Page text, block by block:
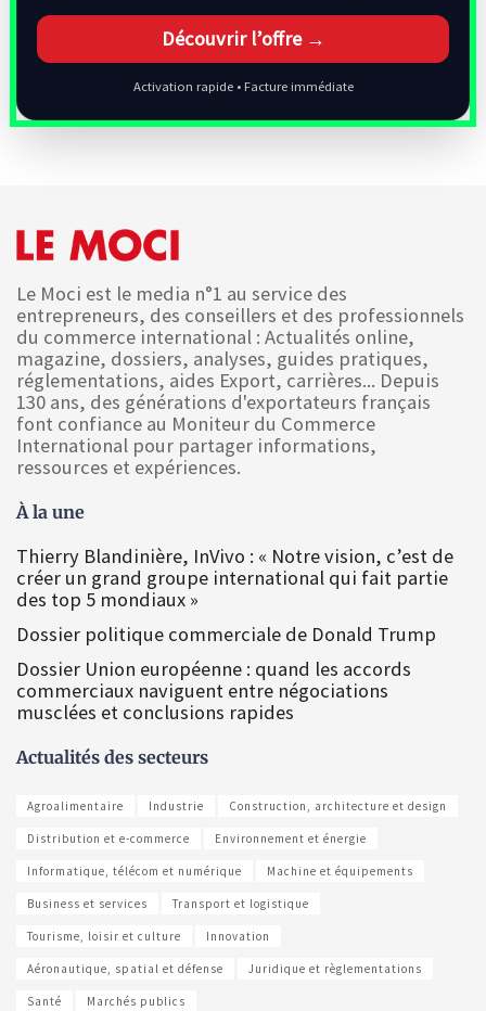
Découvrir l’offre →
Activation rapide • Facture immédiate
Le Moci est le media n°1 au service des
entrepreneurs, des conseillers et des professionnels
du commerce international : Actualités online,
magazine, dossiers, analyses, guides pratiques,
réglementations, aides Export, carrières... Depuis
130 ans, des générations d'exportateurs français
font confiance au Moniteur du Commerce
International pour partager informations,
ressources et expériences.
À la une
Thierry Blandinière, InVivo : « Notre vision, c’est de
créer un grand groupe international qui fait partie
des top 5 mondiaux »
Dossier politique commerciale de Donald Trump
Dossier Union européenne : quand les accords
commerciaux naviguent entre négociations
musclées et conclusions rapides
Actualités des secteurs
Agroalimentaire Industrie Construction, architecture et design
Distribution et e-commerce Environnement et énergie
Informatique, télécom et numérique Machine et équipements
Business et services Transport et logistique
Tourisme, loisir et culture Innovation
Aéronautique, spatial et défense Juridique et règlementations
Santé Marchés publics